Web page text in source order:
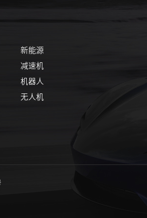
新能源
减速机
机器人
无人机